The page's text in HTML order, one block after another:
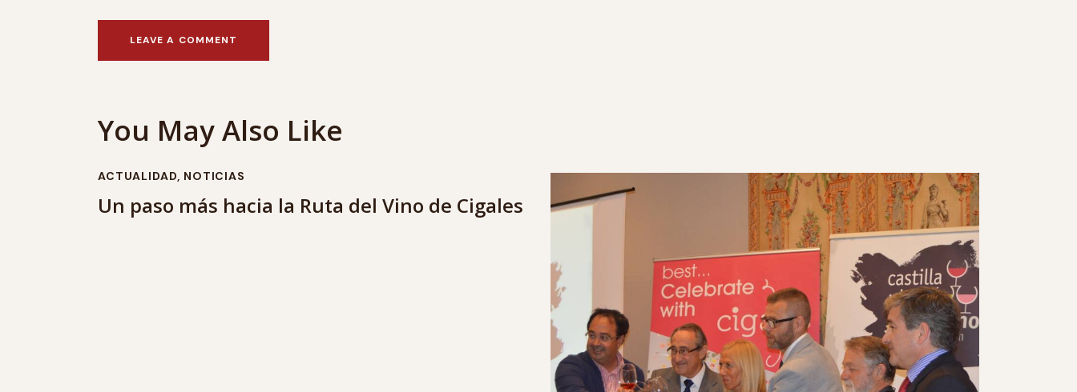
You May Also Like
ACTUALIDAD, NOTICIAS
Un paso más hacia la Ruta del Vino de Cigales